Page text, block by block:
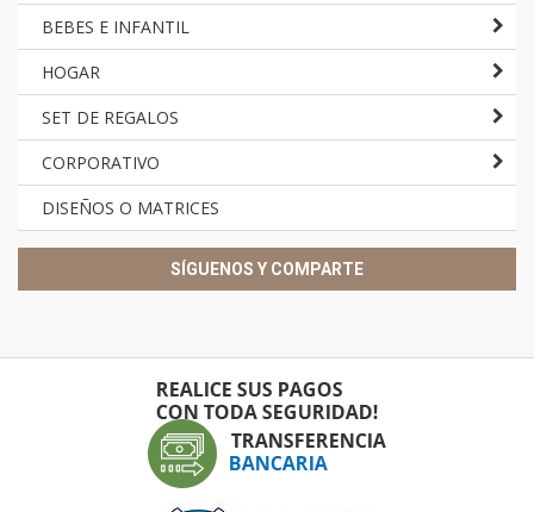
BEBES E INFANTIL
HOGAR
SET DE REGALOS
CORPORATIVO
DISEÑOS O MATRICES
SÍGUENOS Y COMPARTE